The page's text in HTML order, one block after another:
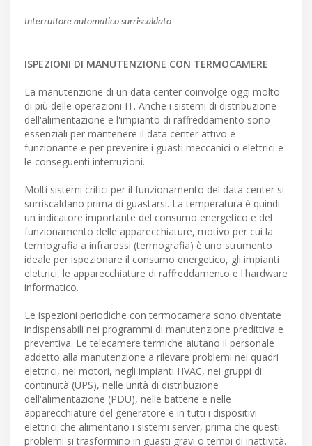
Interruttore automatico surriscaldato
ISPEZIONI DI MANUTENZIONE CON TERMOCAMERE
La manutenzione di un data center coinvolge oggi molto
di più delle operazioni IT. Anche i sistemi di distribuzione
dell'alimentazione e l'impianto di raffreddamento sono
essenziali per mantenere il data center attivo e
funzionante e per prevenire i guasti meccanici o elettrici e
le conseguenti interruzioni.
Molti sistemi critici per il funzionamento del data center si
surriscaldano prima di guastarsi. La temperatura è quindi
un indicatore importante del consumo energetico e del
funzionamento delle apparecchiature, motivo per cui la
termografia a infrarossi (termografia) è uno strumento
ideale per ispezionare il consumo energetico, gli impianti
elettrici, le apparecchiature di raffreddamento e l'hardware
informatico.
Le ispezioni periodiche con termocamera sono diventate
indispensabili nei programmi di manutenzione predittiva e
preventiva. Le telecamere termiche aiutano il personale
addetto alla manutenzione a rilevare problemi nei quadri
elettrici, nei motori, negli impianti HVAC, nei gruppi di
continuità (UPS), nelle unità di distribuzione
dell'alimentazione (PDU), nelle batterie e nelle
apparecchiature del generatore e in tutti i dispositivi
elettrici che alimentano i sistemi server, prima che questi
problemi si trasformino in guasti gravi o tempi di inattività.